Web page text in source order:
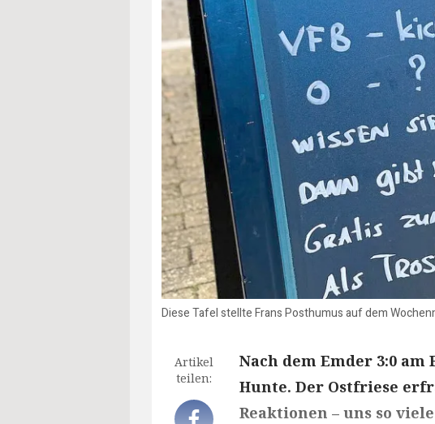
Diese Tafel stellte Frans Posthumus auf dem
Artikel
teilen:
Nach dem Emder 3:0
Hunte. Der Ostfriese
Reaktionen – uns so